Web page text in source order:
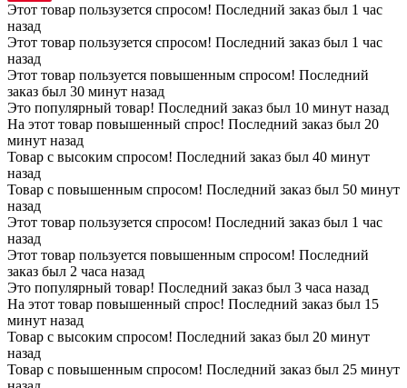
Этот товар пользузется спросом! Последний заказ был 1 час
назад
Этот товар пользузется спросом! Последний заказ был 1 час
назад
Этот товар пользуется повышенным спросом! Последний
заказ был 30 минут назад
Это популярный товар! Последний заказ был 10 минут назад
На этот товар повышенный спрос! Последний заказ был 20
минут назад
Товар с высоким спросом! Последний заказ был 40 минут
назад
Товар с повышенным спросом! Последний заказ был 50 минут
назад
Этот товар пользузется спросом! Последний заказ был 1 час
назад
Этот товар пользуется повышенным спросом! Последний
заказ был 2 часа назад
Это популярный товар! Последний заказ был 3 часа назад
На этот товар повышенный спрос! Последний заказ был 15
минут назад
Товар с высоким спросом! Последний заказ был 20 минут
назад
Товар с повышенным спросом! Последний заказ был 25 минут